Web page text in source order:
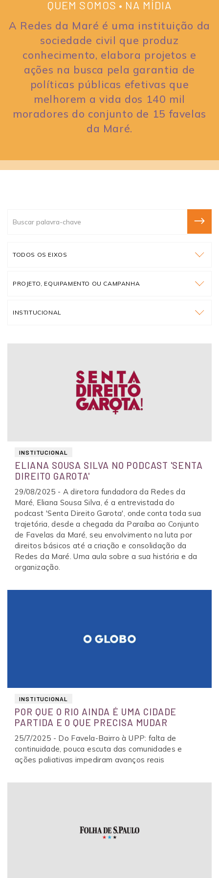
QUEM SOMOS • NA MÍDIA
A Redes da Maré é uma instituição da
sociedade civil que produz
conhecimento, elabora projetos e
ações na busca pela garantia de
políticas públicas efetivas que
melhorem a vida dos 140 mil
moradores do conjunto de 15 favelas
da Maré.
TODOS OS EIXOS
PROJETO, EQUIPAMENTO OU CAMPANHA
INSTITUCIONAL
INSTITUCIONAL
ELIANA SOUSA SILVA NO PODCAST 'SENTA
DIREITO GAROTA'
29/08/2025 - A diretora fundadora da Redes da
Maré, Eliana Sousa Silva, é a entrevistada do
podcast 'Senta Direito Garota', onde conta toda sua
trajetória, desde a chegada da Paraíba ao Conjunto
de Favelas da Maré, seu envolvimento na luta por
direitos básicos até a criação e consolidação da
Redes da Maré. Uma aula sobre a sua história e da
organização.
INSTITUCIONAL
POR QUE O RIO AINDA É UMA CIDADE
PARTIDA E O QUE PRECISA MUDAR
25/7/2025 - Do Favela-Bairro à UPP: falta de
continuidade, pouca escuta das comunidades e
ações paliativas impediram avanços reais